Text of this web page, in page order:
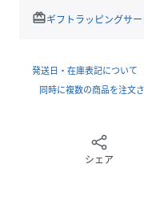
スのとれたリラックス
ッシュなシルエットを
FLAIRTEX（フレアテ
redeemギフトラッピングサ
発送日・在庫表記について
同時に複数の商品を注文
シェア